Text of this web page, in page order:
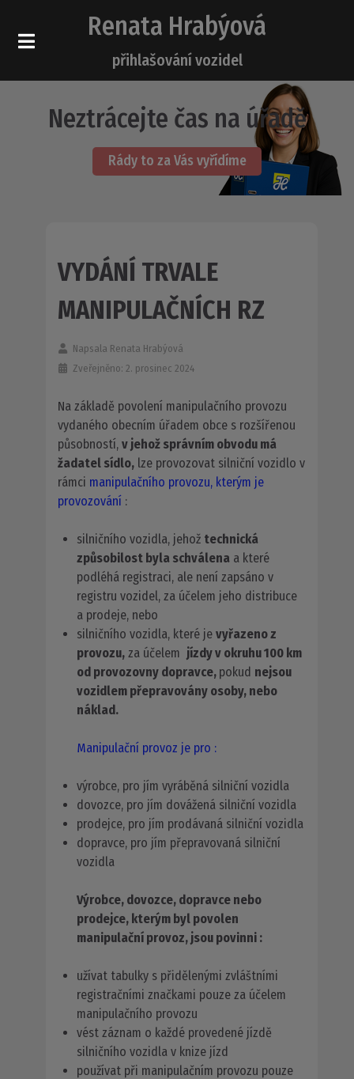
Renata Hrabýová
přihlašování vozidel
Neztrácejte čas na úřadě
Rády to za Vás vyřídíme
VYDÁNÍ TRVALE
MANIPULAČNÍCH RZ
Napsala Renata Hrabýová
Zveřejněno: 2. prosinec 2024
Na základě povolení manipulačního provozu
vydaného obecním úřadem obce s rozšířenou
působností, v jehož správním obvodu má
žadatel sídlo, lze provozovat silniční vozidlo v
rámci manipulačního provozu, kterým je
provozování :
silničního vozidla, jehož technická
způsobilost byla schválena a které
podléhá registraci, ale není zapsáno v
registru vozidel, za účelem jeho distribuce
a prodeje, nebo
silničního vozidla, které je vyřazeno z
provozu, za účelem jízdy v okruhu 100 km
od provozovny dopravce, pokud nejsou
vozidlem přepravovány osoby, nebo
náklad.
Manipulační provoz je pro :
výrobce, pro jím vyráběná silniční vozidla
dovozce, pro jím dovážená silniční vozidla
prodejce, pro jím prodávaná silniční vozidla
dopravce, pro jím přepravovaná silniční
vozidla
Výrobce, dovozce, dopravce nebo
prodejce, kterým byl povolen
manipulační provoz, jsou povinni :
užívat tabulky s přidělenými zvláštními
registračními značkami pouze za účelem
manipulačního provozu
vést záznam o každé provedené jízdě
silničního vozidla v knize jízd
používat při manipulačním provozu pouze